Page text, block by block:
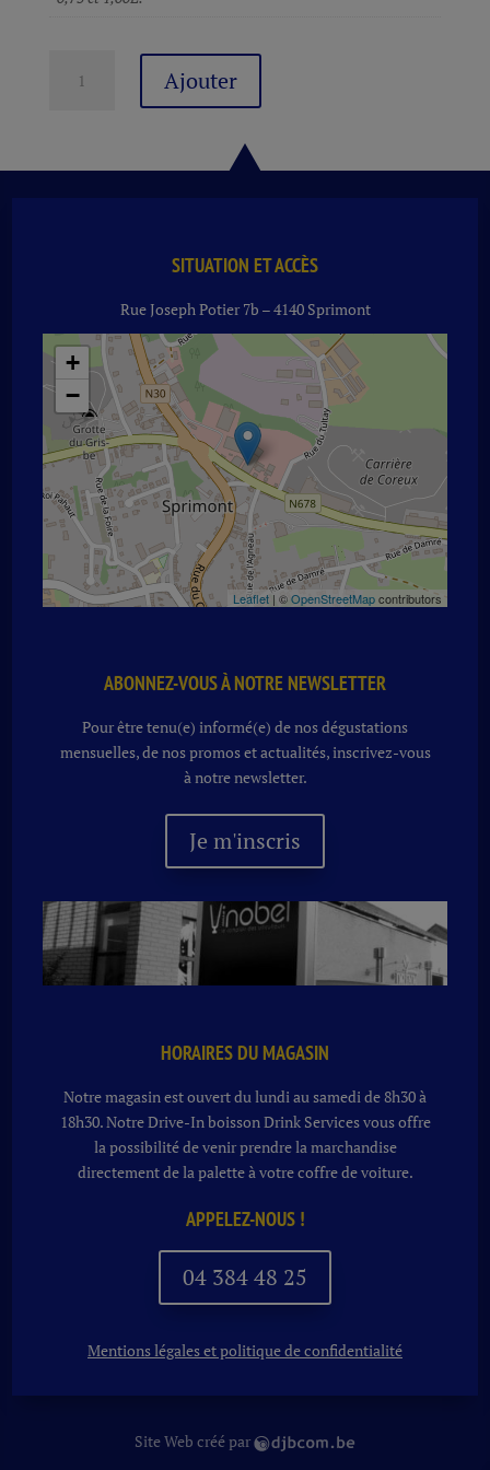
CL
Ajouter
SITUATION ET ACCÈS
Rue Joseph Potier 7b – 4140 Sprimont
+
−
Leaflet| ©OpenStreetMapcontributors
ABONNEZ-VOUS À NOTRE NEWSLETTER
Pour être tenu(e) informé(e) de nos dégustations
mensuelles, de nos promos et actualités, inscrivez-vous
à notre newsletter.
Je m'inscris
HORAIRES DU MAGASIN
Notre magasin est ouvert du lundi au samedi de 8h30 à
18h30. NotreDrive-In boissonDrink Services vous offre
la possibilité de venir prendre la marchandise
directement de la palette à votre coffre de voiture.
APPELEZ-NOUS !
04 384 48 25
Mentions légales et politique de confidentialité
Site Web créé par